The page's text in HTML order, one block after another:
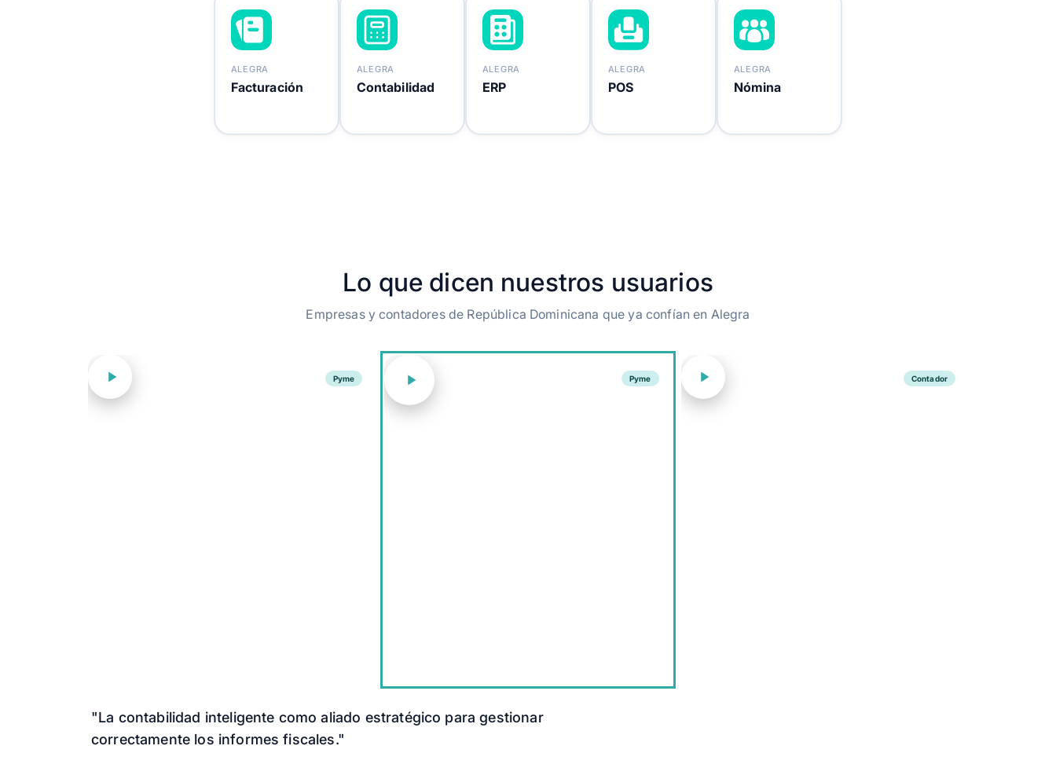
ALEGRA
Facturación
ALEGRA
Contabilidad
ALEGRA
ERP
ALEGRA
POS
ALEGRA
Nómina
Lo que dicen nuestros usuarios
Empresas y contadores de República Dominicana que ya confían en Alegra
Pyme Pyme Contador
"La contabilidad inteligente como aliado estratégico para gestionar
correctamente los informes fiscales."